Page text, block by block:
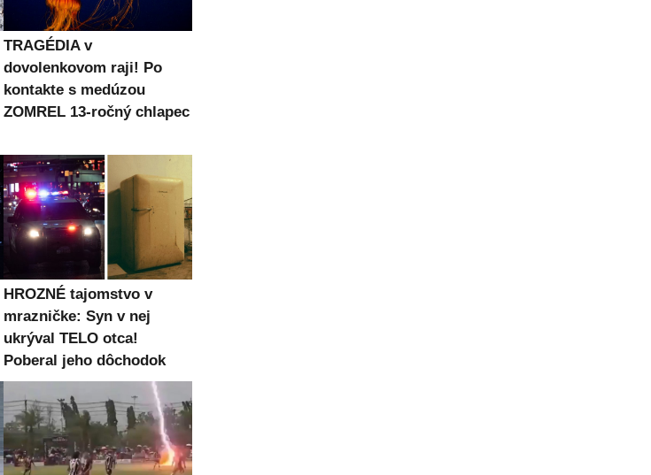
TRAGÉDIA v
dovolenkovom raji! Po
kontakte s medúzou
ZOMREL 13-ročný chlapec
HROZNÉ tajomstvo v
mrazničke: Syn v nej
ukrýval TELO otca!
Poberal jeho dôchodok